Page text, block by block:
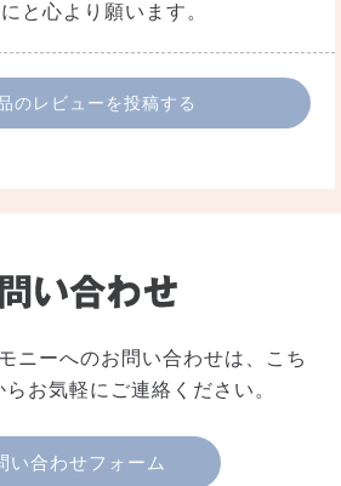
と心より願います。
のレビューを投稿する
ニーへのお問い合わせは、こち
お気軽にご連絡ください。
い合わせフォーム